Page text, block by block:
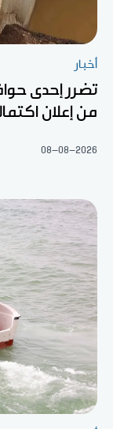
أخبار
تضرر إحدى
من إعلان
08-08-2026